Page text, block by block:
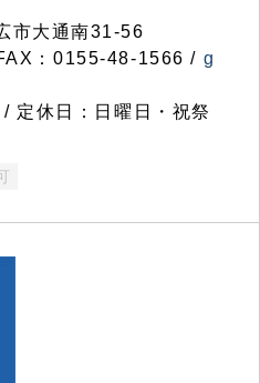
市大通南31-56
：0155-48-1566 / g
定休日：日曜日・祝祭